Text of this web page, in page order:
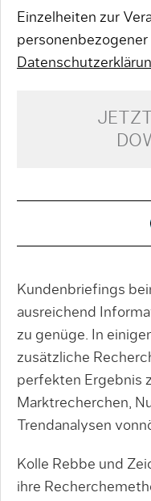
Einzelheiten zur
Kundenbriefings
ausreichend
zu genüge. In
zusätzliche
perfekten Ergebnis
Marktrecherchen,
Trendanalysen
Kolle Rebbe und
ihre